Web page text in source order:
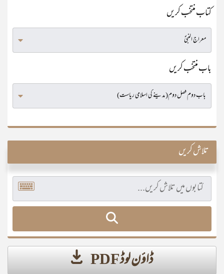
کتاب منتخب کریں
باب منتخب کریں
تلاش کریں
ڈاؤن لوڈ PDF